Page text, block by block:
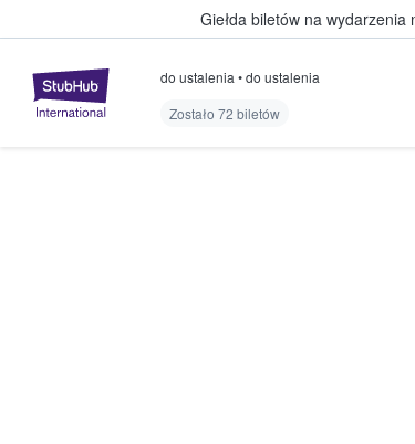
Giełda biletów na
StubHub — miejsce, w
do ustalenia •do ustalenia
Zostało 72 biletów